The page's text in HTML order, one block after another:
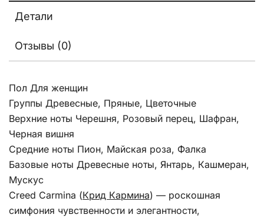
Детали
Отзывы (0)
Пол Для женщин
Группы Древесные, Пряные, Цветочные
Верхние ноты Черешня, Розовый перец, Шафран,
Черная вишня
Средние ноты Пион, Майская роза, Фалка
Базовые ноты Древесные ноты, Янтарь, Кашмеран,
Мускус
Creed Carmina (Крид Кармина) — роскошная
симфония чувственности и элегантности,